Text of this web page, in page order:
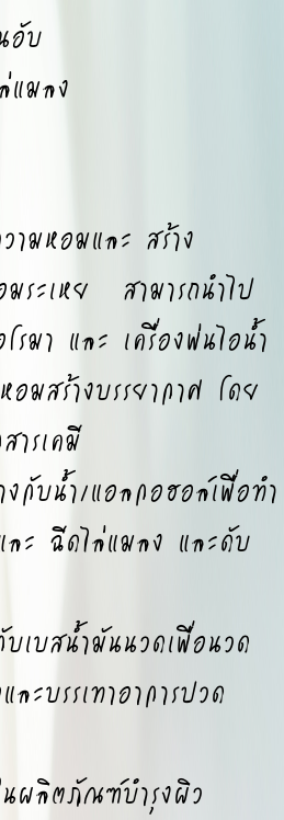
บ
มลง
หอมและ สร้าง
ระเหย สามารถนำไป
รมา และ เครื่องพ่นไอน้ำ
อมสร้างบรรยากาศ โดย
รเคมี
น้ำ/แอลกอฮอล์เพื่อทำ
ะ ฉีดไล่แมลง และดับ
สน้ำมันนวดเพื่อนวด
ะบรรเทาอาการปวด
ตภัณฑ์บำรุงผิว